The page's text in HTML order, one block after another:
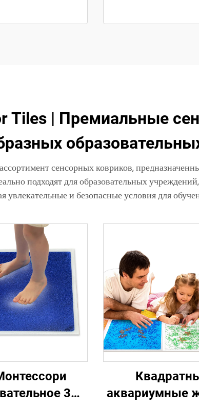
Tiles | Премиальные
сенсорных ковриков,
подходят для образовательных
увлекательные и безопасные условия для
3D
аквариумные